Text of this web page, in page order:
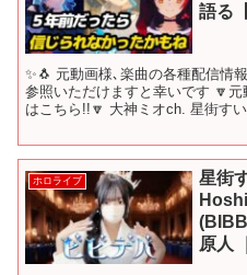
語る
✨🐧 元動画様､楽曲の各種配信情
参照いただけますと幸いです 🔽
はこちら!!🔽 大神ミオch. 星街す
ホロライブ
星街
原人